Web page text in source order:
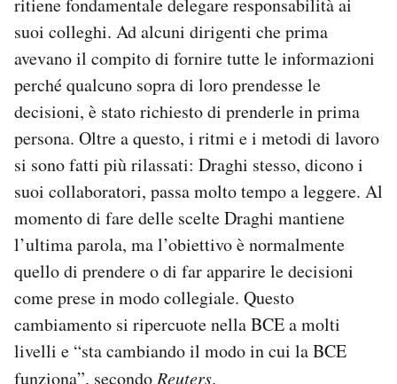
suoi colleghi. Ad alcuni dirigenti che prima
avevano il compito di fornire tutte le informazioni
perché qualcuno sopra di loro prendesse le
decisioni, è stato richiesto di prenderle in prima
persona. Oltre a questo, i ritmi e i metodi di lavoro
si sono fatti più rilassati: Draghi stesso, dicono i
suoi collaboratori, passa molto tempo a leggere. Al
momento di fare delle scelte Draghi mantiene
l’ultima parola, ma l’obiettivo è normalmente
quello di prendere o di far apparire le decisioni
come prese in modo collegiale. Questo
cambiamento si ripercuote nella BCE a molti
livelli e “sta cambiando il modo in cui la BCE
funziona”, secondo Reuters.